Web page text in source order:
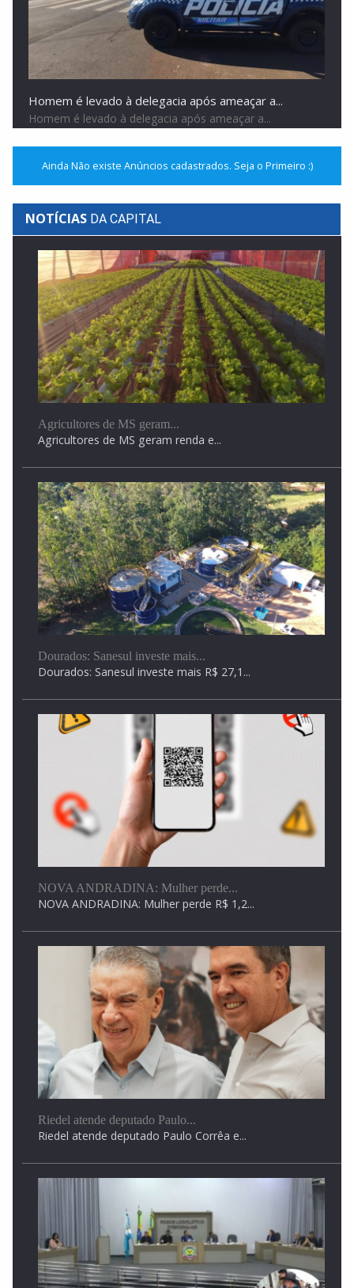
Homem é levado à delegacia após ameaçar a...
Mulher é morta a facadas pelo companheiro durante...
Mulher é morta a facadas pelo companheiro durante...
Mega-Sena pode pagar R$ 150 milhões nesta quinta-
feira
Mega-Sena pode pagar R$ 150 milhões nesta quinta-feira
Homem é preso por fingir ser pai e...
Promessa de teste de DNA gerou confiança da...
Ciclone traz temporais para MS mas temperaturas
podem...
Enquanto sul de MS enfrenta instabilidade, instabilidade,
regiões...
Ainda Não existe Anúncios cadastrados. Seja o Primeiro :)
NOTÍCIAS DA CAPITAL
Agricultores de MS geram...
Agricultores de MS geram renda e...
Dourados: Sanesul investe mais...
Dourados: Sanesul investe mais R$ 27,1...
NOVA ANDRADINA: Mulher perde...
NOVA ANDRADINA: Mulher perde R$ 1,2...
Riedel atende deputado Paulo...
Riedel atende deputado Paulo Corrêa e...